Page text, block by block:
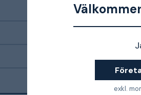
exkl.